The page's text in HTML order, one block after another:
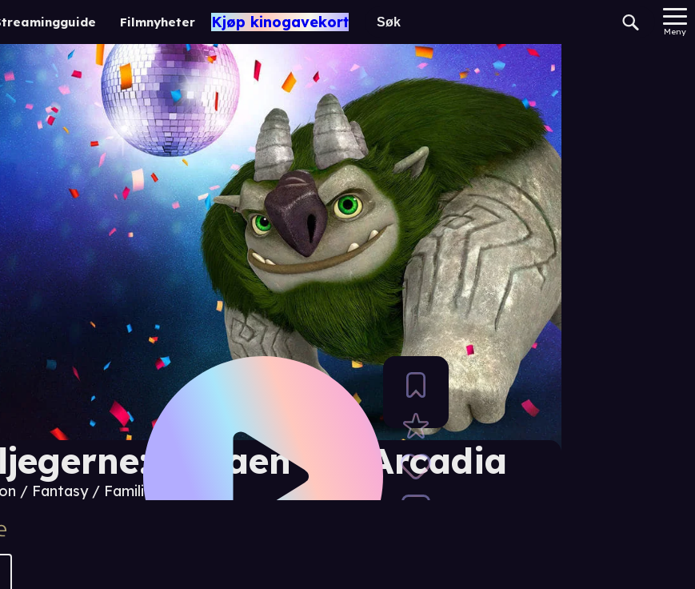
Filmnyheter Kjøp kinogavekort
Meny
Sagaen om Arcadia
/ Fantasy / Familie